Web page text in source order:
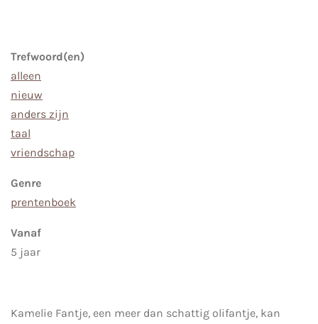
Trefwoord(en)
alleen
nieuw
anders zijn
taal
vriendschap
Genre
prentenboek
Vanaf
5 jaar
Kamelie Fantje, een meer dan schattig olifantje, kan